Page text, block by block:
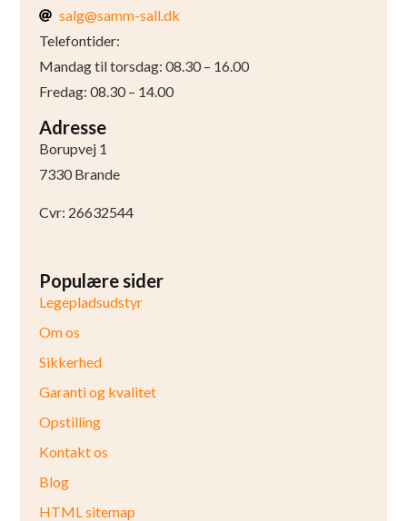
salg@samm-sall.dk
Telefontider:
Mandag til torsdag: 08.30 – 16.00
Fredag: 08.30 – 14.00
Adresse
Borupvej 1
7330 Brande
Cvr: 26632544
Populære sider
Legepladsudstyr
Om os
Sikkerhed
Garanti og kvalitet
Opstilling
Kontakt os
Blog
HTML sitemap